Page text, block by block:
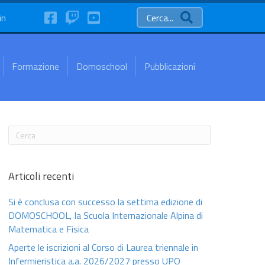
FaceBookTwitchYouTube Cerca...
Formazione Domoschool Pubblicazioni
Articoli recenti
Si è conclusa con successo la settima edizione di
DOMOSCHOOL, la Scuola Internazionale Alpina di
Matematica e Fisica
Aperte le iscrizioni al Corso di Laurea triennale in
Infermieristica a.a. 2026/2027 presso UPO